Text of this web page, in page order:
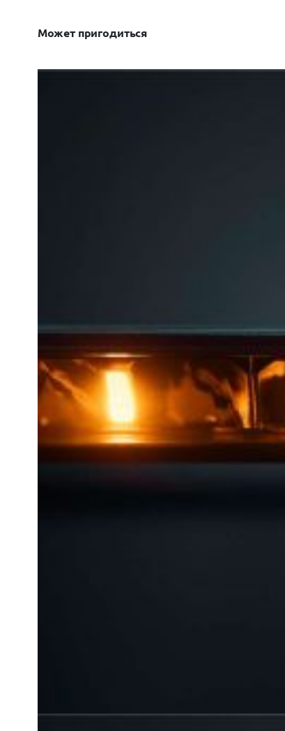
Может пригодиться